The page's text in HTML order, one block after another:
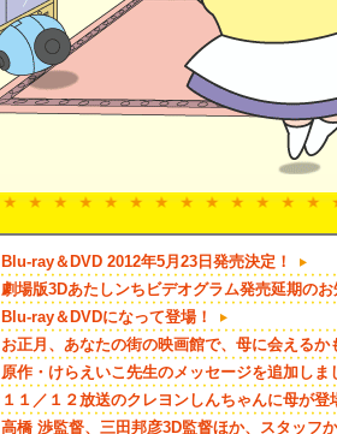
Blu-ray＆DVD 2012年5月23日発売決定！
劇場版3Dあたしンちビデオグラム発売延期の
Blu-ray＆DVDになって登場！
お正月、あなたの街の映画館で、母に会えるか
原作・けらえいこ先生のメッセージを追加しま
１１／１２放送のクレヨンしんちゃんに母が登
高橋 渉監督、三田邦彦3D監督ほか、スタッフ